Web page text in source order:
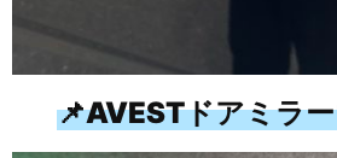
📌AVESTドアミラ